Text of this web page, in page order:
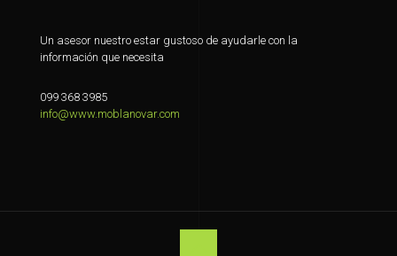
Un asesor nuestro estar gustoso de ayudarle con la
información que necesita
099 368 3985
info@www.moblanovar.com